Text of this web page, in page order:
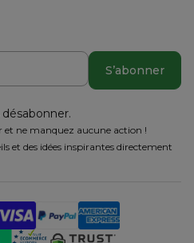
S’abonner
ne manquez aucune action !
et des idées inspirantes directement